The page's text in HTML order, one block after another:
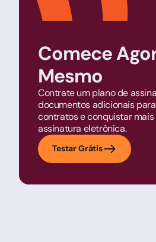
Comece
Mesmo
Contrate um plano de
documentos adicionais
contratos e conquistar
assinatura eletrônica.
Testar Grátis